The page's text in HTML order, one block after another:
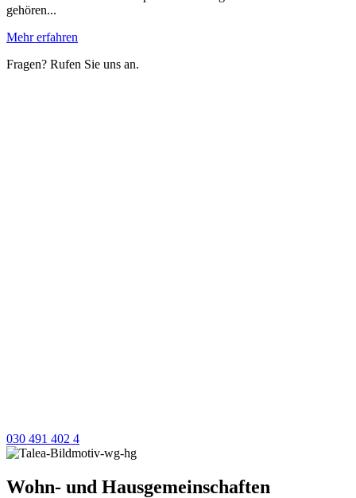
gehören...
Mehr erfahren
Fragen? Rufen Sie uns an.
030 491 402 4
Wohn- und Hausgemeinschaften